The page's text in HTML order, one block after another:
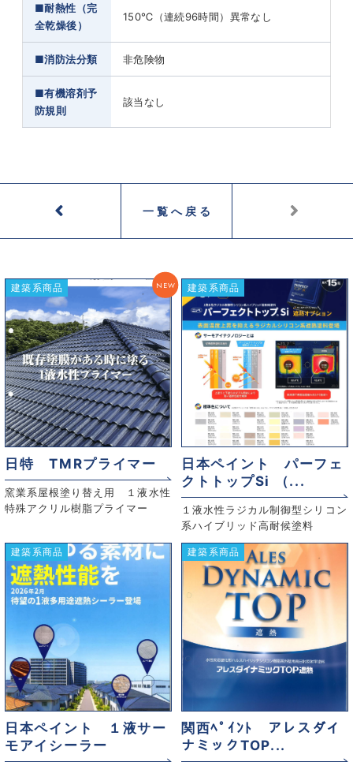
■耐熱性（完
全乾燥後）
150℃（連続96時間）異常なし
■消防法分類 非危険物
■有機溶剤予
防規則
該当なし
一覧へ戻る
NEW
建築系商品
日特 TMRプライマー
窯業系屋根塗り替え用 １液水性
特殊アクリル樹脂プライマー
建築系商品
日本ペイント パーフェ
クトトップSi （...
１液水性ラジカル制御型シリコン
系ハイブリッド高耐候塗料
建築系商品
日本ペイント １液サー
モアイシーラー
建築系商品
関西ﾍﾟｲﾝﾄ アレスダイ
ナミックTOP...